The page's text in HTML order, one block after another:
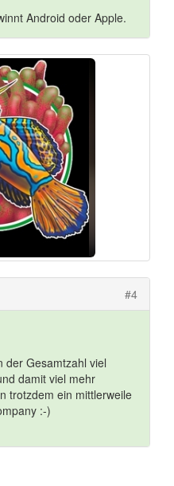
Android oder Apple.
#4
der Gesamtzahl viel
damit viel mehr
trotzdem ein mittlerweile
:-)